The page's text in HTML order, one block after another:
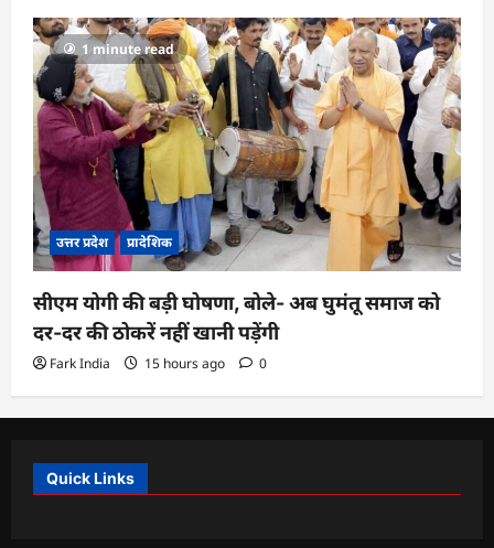
1 minute read
उत्तर प्रदेश प्रादेशिक
सीएम योगी की बड़ी घोषणा, बोले- अब घुमंतू समाज को
दर-दर की ठोकरें नहीं खानी पड़ेंगी
Fark India 15 hours ago 0
Quick Links